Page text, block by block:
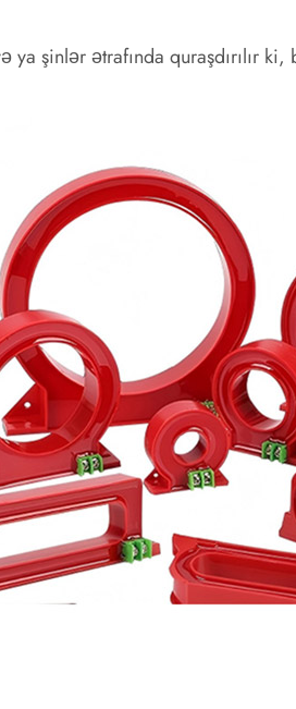
ya şinlər ətrafında